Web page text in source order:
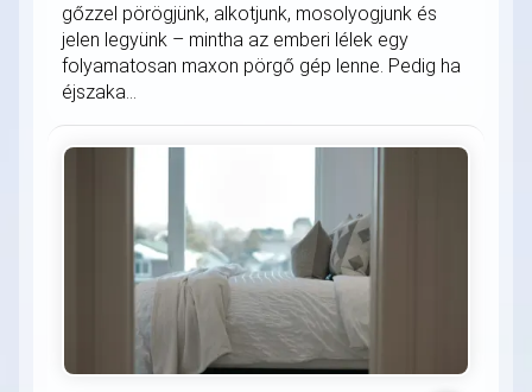
gőzzel pörögjünk, alkotjunk, mosolyogjunk és
jelen legyünk – mintha az emberi lélek egy
folyamatosan maxon pörgő gép lenne. Pedig ha
éjszaka...